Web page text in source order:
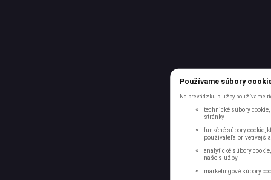
Používame súbory
Na prevádzku služby používame
technické súbory
stránky
funkčné súbory cookie,
používateľa prívetivejšia
analytické súbory
naše služby
marketingové súbory